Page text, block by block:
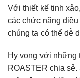
Với thiết kế tinh
các chức năng
chúng ta có thể dễ
Hy vọng với những
ROASTER chia